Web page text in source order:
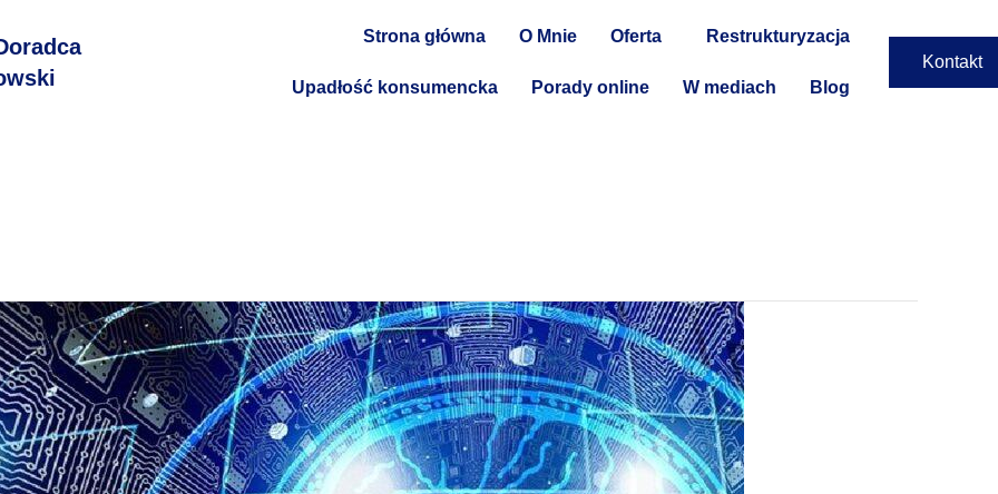
Strona główna O Mnie Oferta Restrukturyzacja
Upadłość konsumencka Porady online W mediach Blog
Kontakt